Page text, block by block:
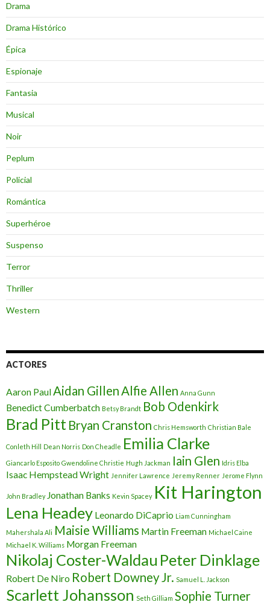
Drama
Drama Histórico
Épica
Espionaje
Fantasia
Musical
Noir
Peplum
Policial
Romántica
Superhéroe
Suspenso
Terror
Thriller
Western
ACTORES
Aaron PaulAidan GillenAlfie Allen Anna Gunn
Benedict Cumberbatch Betsy Brandt Bob Odenkirk
Brad Pitt Bryan Cranston Chris Hemsworth Christian Bale
Conleth Hill Dean Norris Don Cheadle Emilia Clarke
Giancarlo Esposito Gwendoline Christie Hugh Jackman Iain Glen Idris Elba
Isaac Hempstead Wright Jennifer Lawrence Jeremy Renner Jerome Flynn
John Bradley Jonathan Banks Kevin Spacey Kit Harington
Lena Headey Leonardo DiCaprio Liam Cunningham
Mahershala Ali Maisie Williams Martin Freeman Michael Caine
Michael K. Williams Morgan Freeman
Nikolaj Coster-Waldau Peter Dinklage
Robert De Niro Robert Downey Jr. Samuel L. Jackson
Scarlett Johansson Seth Gilliam Sophie Turner